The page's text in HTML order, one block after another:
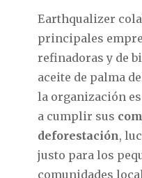
Earthqualizer
principales
refinadoras y de
aceite de palma
la organización
a cumplir sus
deforestación,
justo para los
comunidades